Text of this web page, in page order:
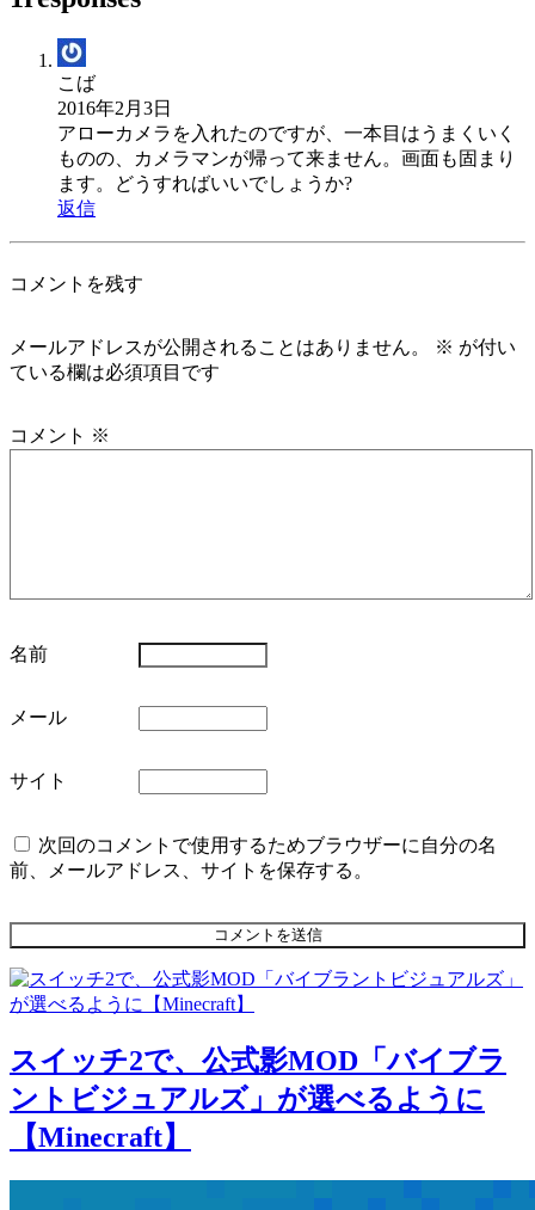
こば
2016年2月3日
アローカメラを入れたのですが、一本目はうまくいく
ものの、カメラマンが帰って来ません。画面も固まり
ます。どうすればいいでしょうか?
返信
コメントを残す
メールアドレスが公開されることはありません。 ※ が付い
ている欄は必須項目です
コメント ※
名前
メール
サイト
次回のコメントで使用するためブラウザーに自分の名
前、メールアドレス、サイトを保存する。
スイッチ2で、公式影MOD「バイブラ
ントビジュアルズ」が選べるように
【Minecraft】